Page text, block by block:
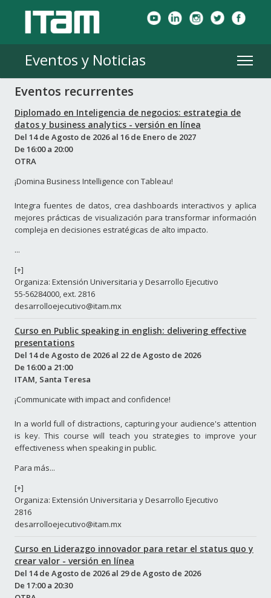
Eventos y Noticias
Eventos recurrentes
Diplomado en Inteligencia de negocios: estrategia de
datos y business analytics - versión en línea
Del 14 de Agosto de 2026al 16 de Enero de 2027
De 16:00a 20:00
OTRA
¡Domina Business Intelligence con Tableau!
Integra fuentes de datos, crea dashboards interactivos y aplica
mejores prácticas de visualización para transformar información
compleja en decisiones estratégicas de alto impacto.
...
[+]
Organiza: Extensión Universitaria y Desarrollo Ejecutivo
55-56284000, ext. 2816
desarrolloejecutivo@itam.mx
Curso en Public speaking in english: delivering effective
presentations
Del 14 de Agosto de 2026al 22 de Agosto de 2026
De 16:00a 21:00
ITAM, Santa Teresa
¡Communicate with impact and confidence!
In a world full of distractions, capturing your audience's attention
is key. This course will teach you strategies to improve your
effectiveness when speaking in public.
Para más...
[+]
Organiza: Extensión Universitaria y Desarrollo Ejecutivo
2816
desarrolloejecutivo@itam.mx
Curso en Liderazgo innovador para retar el status quo y
crear valor - versión en línea
Del 14 de Agosto de 2026al 29 de Agosto de 2026
De 17:00a 20:30